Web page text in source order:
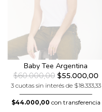
Baby Tee Argentina
$60.000,00$55.000,00
3 cuotas sin interés de $18.333,33
$44.000,00 con transferencia